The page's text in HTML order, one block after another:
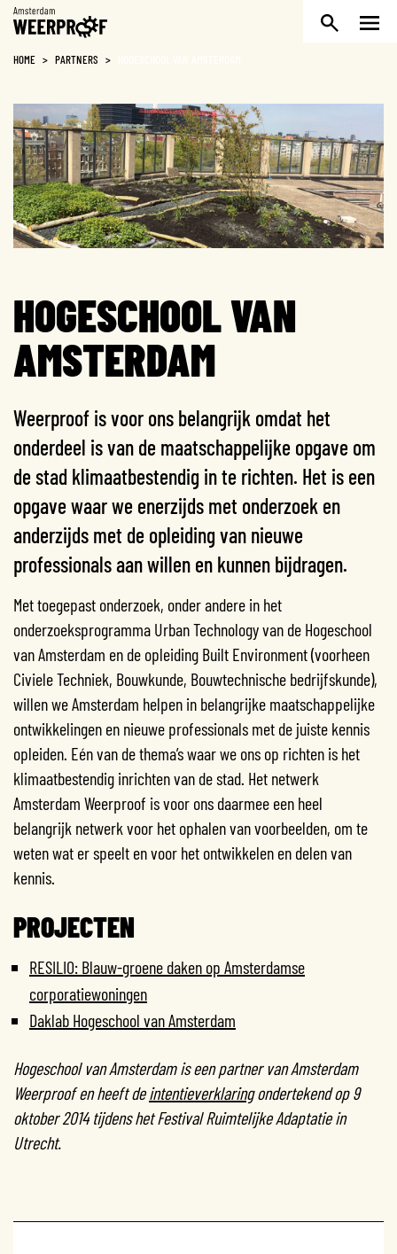
Weerproof
HOME > PARTNERS >
HOGESCHOOL VAN
AMSTERDAM
Weerproof is voor ons belangrijk omdat het
onderdeel is van de maatschappelijke opgave om
de stad klimaatbestendig in te richten. Het is een
opgave waar we enerzijds met onderzoek en
anderzijds met de opleiding van nieuwe
professionals aan willen en kunnen bijdragen.
Met toegepast onderzoek, onder andere in het
onderzoeksprogramma Urban Technology van de Hogeschool
van Amsterdam en de opleiding Built Environment (voorheen
Civiele Techniek, Bouwkunde, Bouwtechnische bedrijfskunde),
willen we Amsterdam helpen in belangrijke maatschappelijke
ontwikkelingen en nieuwe professionals met de juiste kennis
opleiden. Eén van de thema’s waar we ons op richten is het
klimaatbestendig inrichten van de stad. Het netwerk
Amsterdam Weerproof is voor ons daarmee een heel
belangrijk netwerk voor het ophalen van voorbeelden, om te
weten wat er speelt en voor het ontwikkelen en delen van
kennis.
PROJECTEN
RESILIO: Blauw-groene daken op Amsterdamse
corporatiewoningen
Daklab Hogeschool van Amsterdam
Hogeschool van Amsterdam is een partner van Amsterdam
Weerproof en heeft deintentieverklaringondertekend op 9
oktober 2014 tijdens het Festival Ruimtelijke Adaptatie in
Utrecht.